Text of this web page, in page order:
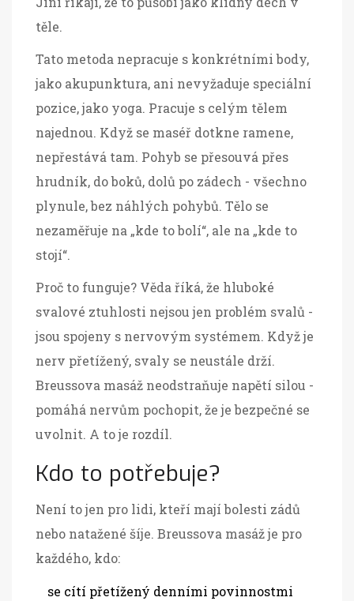
těle.
Tato metoda nepracuje s konkrétními body,
jako akupunktura, ani nevyžaduje speciální
pozice, jako yoga. Pracuje s celým tělem
najednou. Když se maséř dotkne ramene,
nepřestává tam. Pohyb se přesouvá přes
hrudník, do boků, dolů po zádech - všechno
plynule, bez náhlých pohybů. Tělo se
nezaměřuje na „kde to bolí“, ale na „kde to
stojí“.
Proč to funguje? Věda říká, že hluboké
svalové ztuhlosti nejsou jen problém svalů -
jsou spojeny s nervovým systémem. Když je
nerv přetížený, svaly se neustále drží.
Breussova masáž neodstraňuje napětí silou -
pomáhá nervům pochopit, že je bezpečné se
uvolnit. A to je rozdíl.
Kdo to potřebuje?
Není to jen pro lidi, kteří mají bolesti zádů
nebo natažené šíje. Breussova masáž je pro
každého, kdo:
se cítí přetížený denními povinnostmi